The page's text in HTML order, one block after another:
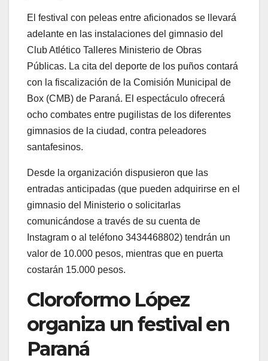
El festival con peleas entre aficionados se llevará
adelante en las instalaciones del gimnasio del
Club Atlético Talleres Ministerio de Obras
Públicas. La cita del deporte de los puños contará
con la fiscalización de la Comisión Municipal de
Box (CMB) de Paraná. El espectáculo ofrecerá
ocho combates entre pugilistas de los diferentes
gimnasios de la ciudad, contra peleadores
santafesinos.
Desde la organización dispusieron que las
entradas anticipadas (que pueden adquirirse en el
gimnasio del Ministerio o solicitarlas
comunicándose a través de su cuenta de
Instagram o al teléfono 3434468802) tendrán un
valor de 10.000 pesos, mientras que en puerta
costarán 15.000 pesos.
Cloroformo López
organiza un festival en
Paraná